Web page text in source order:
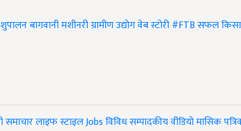
बागवानीमशीनरीग्रामीण उद्योगवेब स्टोरी#FTBसफल
समाचारलाइफ स्टाइलJobsविविधसम्पादकीयवीडियोमासिक